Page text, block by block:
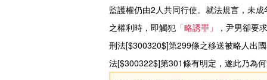
監護權仍由2人共同行使。就法規言，未
之權利時，即觸犯 「略誘罪」
，尹男卻要
刑法[$300320$]第299條之移送被略人出
法[$300322$]第301條有明定，遂此乃為